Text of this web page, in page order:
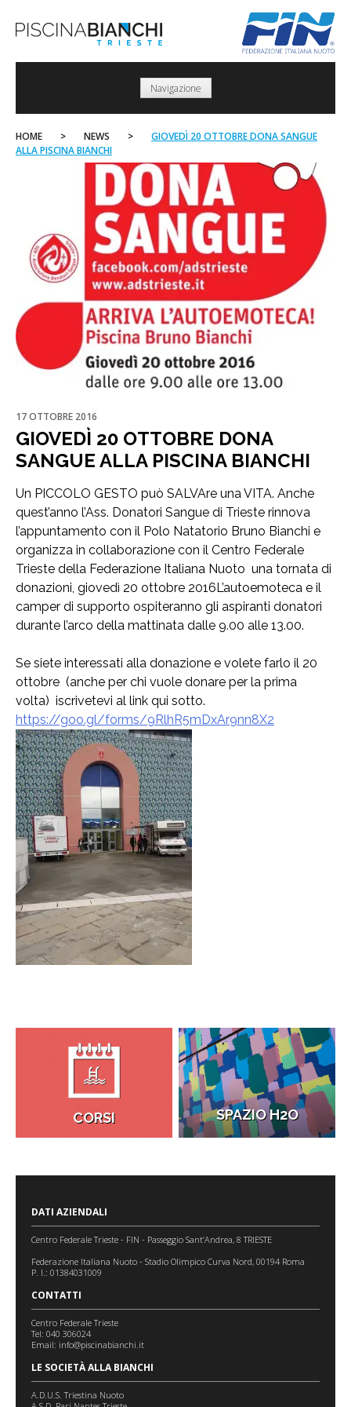
to
Navigazione
HOME > NEWS >
GIOVEDÌ 20 OTTOBRE DONA SANGUE
ALLA PISCINA BIANCHI
17 OTTOBRE 2016
GIOVEDÌ 20 OTTOBRE DONA
SANGUE ALLA PISCINA BIANCHI
Un PICCOLO GESTO può SALVAre una VITA. Anche
quest’anno l’Ass. Donatori Sangue di Trieste rinnova
l’appuntamento con il Polo Natatorio Bruno Bianchi e
organizza in collaborazione con il Centro Federale
Trieste della Federazione Italiana Nuoto una tornata di
donazioni, giovedì 20 ottobre 2016L’autoemoteca e il
camper di supporto ospiteranno gli aspiranti donatori
durante l’arco della mattinata dalle 9.00 alle 13.00.
Se siete interessati alla donazione e volete farlo il 20
ottobre (anche per chi vuole donare per la prima
volta) iscrivetevi al link qui sotto.
https://goo.gl/forms/9RlhR5mDxAr9nn8X2
CORSI SPAZIO H2O
DATI AZIENDALI
Centro Federale Trieste - FIN - Passeggio Sant’Andrea, 8 TRIESTE
Federazione Italiana Nuoto - Stadio Olimpico Curva Nord, 00194 Roma
P. I.: 01384031009
CONTATTI
Centro Federale Trieste
Tel: 040 306024
Email: info@piscinabianchi.it
LE SOCIETÀ ALLA BIANCHI
A.D.U.S. Triestina Nuoto